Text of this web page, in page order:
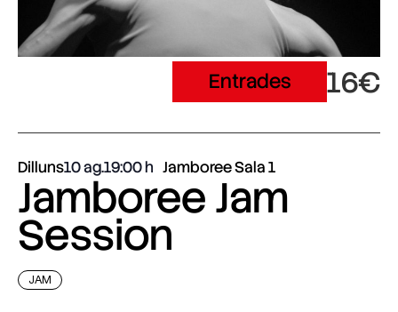
Entrades 16€
Dilluns10 ag.19:00 Jamboree Sala 1
Jamboree Jam
Session
JAM